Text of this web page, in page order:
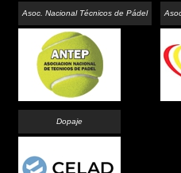
Asoc. Nacional Técnicos de Pádel
Dopaje